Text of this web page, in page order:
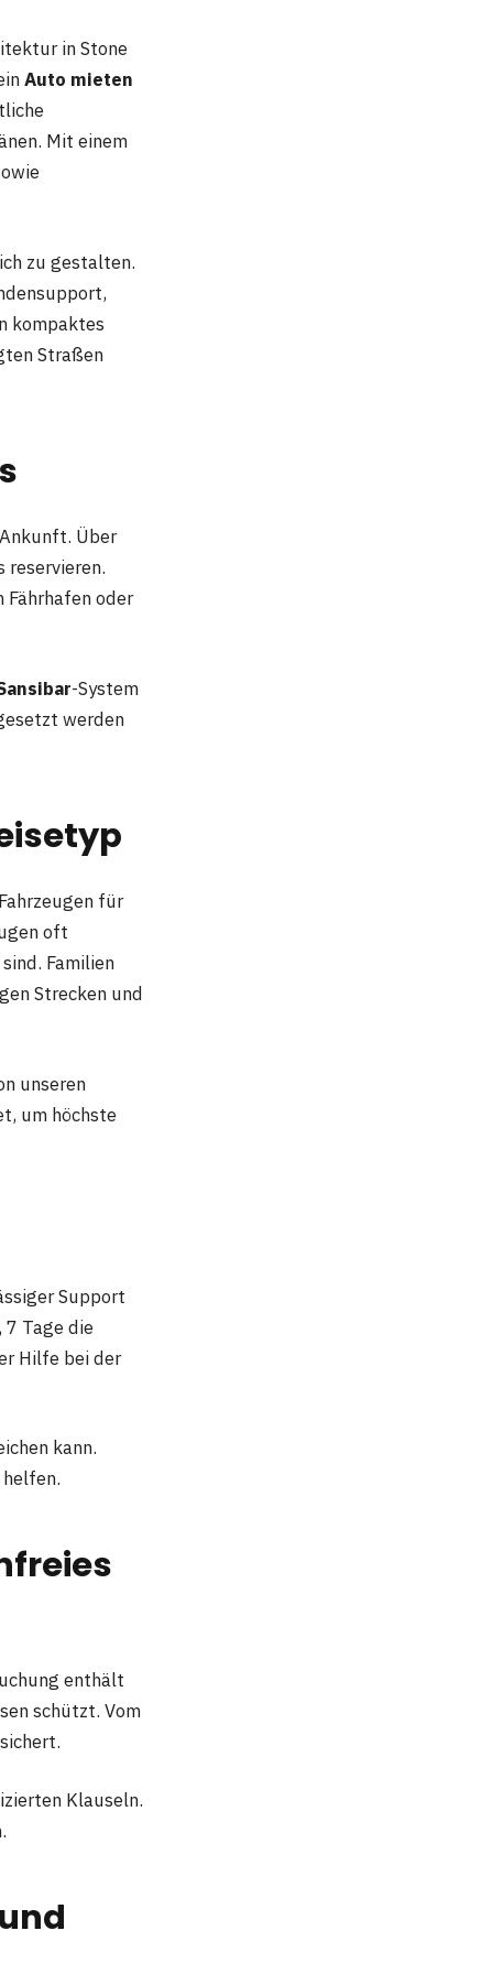
in Stone
Auto mieten
Mit einem
zu gestalten.
kompaktes
Straßen
Über
reservieren.
oder
-System
werden
für
oft
Familien
Strecken und
unseren
um höchste
Support
Tage die
Hilfe bei der
kann.
enthält
schützt. Vom
Klauseln.